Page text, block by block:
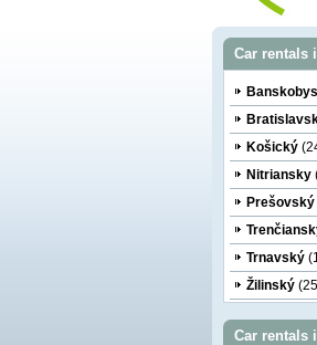
Car rentals
Košický
Nitriansky
Prešovský
Trnavský
Žilinský
Car rentals